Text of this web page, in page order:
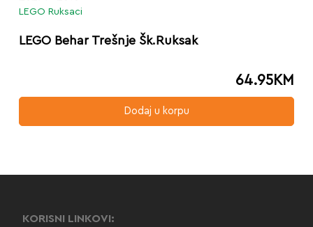
LEGO Ruksaci
LEGO Behar Trešnje Šk.Ruksak
64.95KM
Dodaj u korpu
KORISNI LINKOVI: